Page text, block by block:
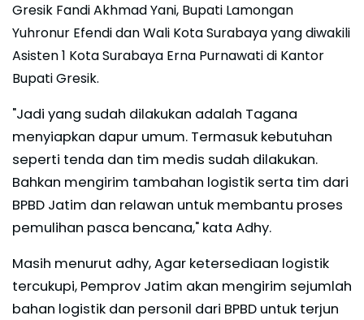
Gresik Fandi Akhmad Yani, Bupati Lamongan
Yuhronur Efendi dan Wali Kota Surabaya yang diwakili
Asisten 1 Kota Surabaya Erna Purnawati di Kantor
Bupati Gresik.
"Jadi yang sudah dilakukan adalah Tagana
menyiapkan dapur umum. Termasuk kebutuhan
seperti tenda dan tim medis sudah dilakukan.
Bahkan mengirim tambahan logistik serta tim dari
BPBD Jatim dan relawan untuk membantu proses
pemulihan pasca bencana," kata Adhy.
Masih menurut adhy, Agar ketersediaan logistik
tercukupi, Pemprov Jatim akan mengirim sejumlah
bahan logistik dan personil dari BPBD untuk terjun